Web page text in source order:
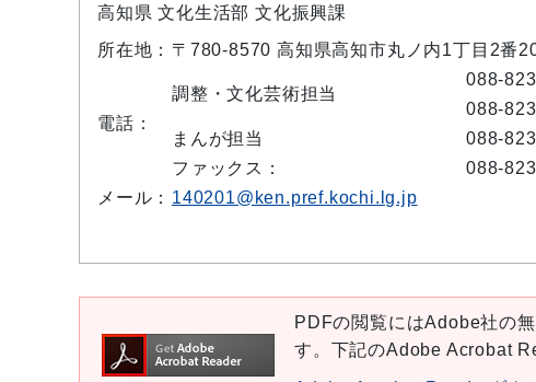
高知県 文化生活部 文化振興課
所在地： 〒780-8570 高知県高知市丸ノ内1丁目2番
電話：
調整・文化芸術担当
088-
088-
まんが担当
088-
ファックス：
088-
メール： 140201@ken.pref.kochi.lg.jp
PDFの閲覧にはAdobe社の
す。下記のAdobe Acrobat